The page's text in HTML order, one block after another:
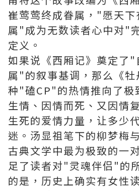
崔莺莺终成眷属，"愿天下
属"成为无数读者心中对"
定义。
如果说《西厢记》奠定了"
属"的叙事基调，那么《牡
种"磕CP"的热情推向了极
生情、因情而死、又因情
生死的爱情力量，让多少
迷。汤显祖笔下的柳梦梅
古典文学中最为极致的一
足了读者对"灵魂伴侣"的
的是，历史上确实有女性